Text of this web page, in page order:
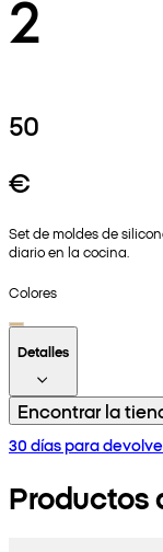
2
50
€
Set de moldes de
diario en la cocina.
Colores
Detalles
Encontrar la
30 días para
Productos